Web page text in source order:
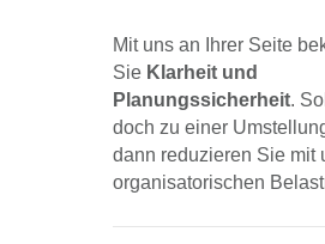
Mit uns an Ihrer Seite
Sie Klarheit und
Planungssicherheit.
doch zu einer
dann reduzieren Sie mit
organisatorischen